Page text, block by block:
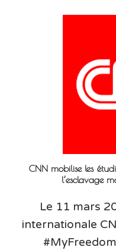
CNN mobilise les
l’esclavage
Le 11 mars
internationale